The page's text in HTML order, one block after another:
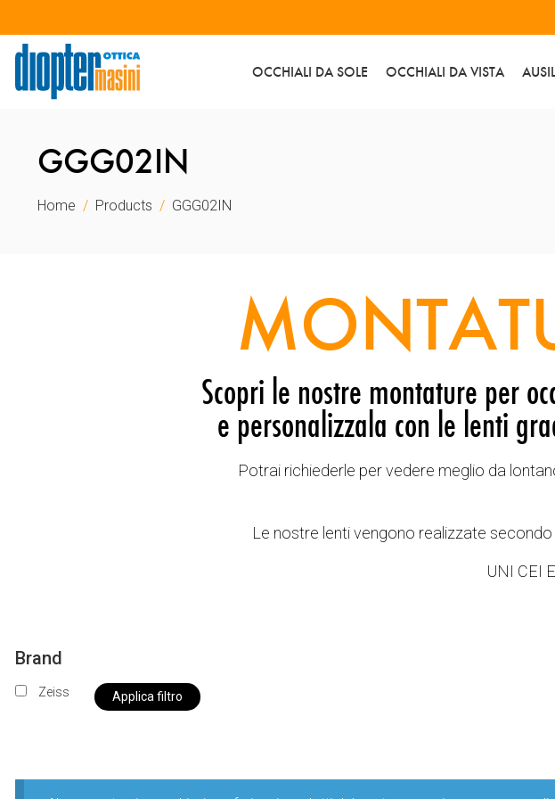
OCCHIALI DA SOLE OCCHIALI DA VISTA
GGG02IN
Home Products GGG02IN
Scopri le nostre montature per
e personalizzala con le lenti
Potrai richiederle per vedere meglio da
Le nostre lenti vengono realizzate
UNI CEI
Brand
Zeiss Applica filtro